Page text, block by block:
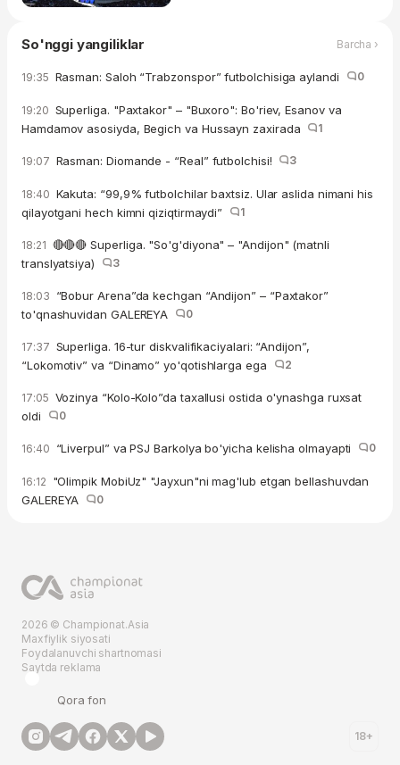
So'nggi yangiliklar Barcha ›
19:35 Rasman: Saloh “Trabzonspor” futbolchisiga aylandi 0
19:20 Superliga. "Paxtakor" – "Buxoro": Bo'riev, Esanov va
Hamdamov asosiyda, Begich va Hussayn zaxirada
1
19:07 Rasman: Diomande - “Real” futbolchisi! 3
18:40 Kakuta: “99,9% futbolchilar baxtsiz. Ular aslida nimani his
qilayotgani hech kimni qiziqtirmaydi”
1
18:21 🔴🔴🔴 Superliga. "So'g'diyona" – "Andijon" (matnli
translyatsiya)
3
18:03 “Bobur Arena”da kechgan “Andijon” – “Paxtakor”
to'qnashuvidan GALEREYA
0
17:37 Superliga. 16-tur diskvalifikaciyalari: “Andijon”,
“Lokomotiv” va “Dinamo” yo'qotishlarga ega
2
17:05 Vozinya “Kolo-Kolo”da taxallusi ostida o'ynashga ruxsat
oldi
0
16:40 “Liverpul” va PSJ Barkolya bo'yicha kelisha olmayapti 0
16:12 "Olimpik MobiUz" "Jayxun"ni mag'lub etgan bellashuvdan
GALEREYA
0
2026 © Championat.Asia
Maxfiylik siyosati
Foydalanuvchi shartnomasi
Saytda reklama
Qora fon
18+